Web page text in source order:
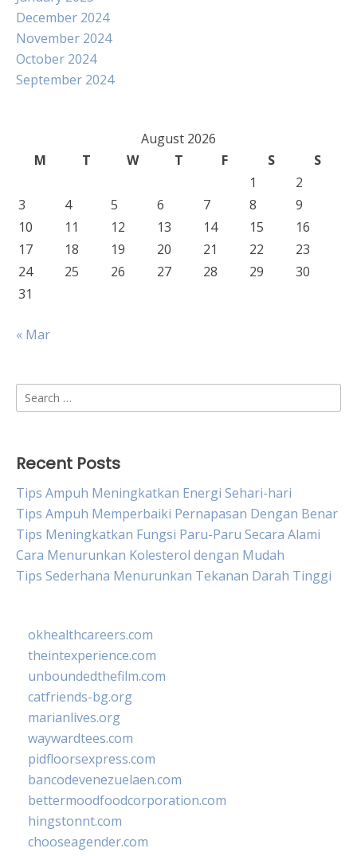
December 2024
November 2024
October 2024
September 2024
August 2026
M
T W T F S
S
1
2
3
4 5 6 7 8
9
10
11 12 13 14 15
16
17
18 19 20 21 22
23
24
25 26 27 28 29
30
31
« Mar
Search
for:
Recent Posts
Tips Ampuh Meningkatkan Energi Sehari-hari
Tips Ampuh Memperbaiki Pernapasan Dengan Benar
Tips Meningkatkan Fungsi Paru-Paru Secara Alami
Cara Menurunkan Kolesterol dengan Mudah
Tips Sederhana Menurunkan Tekanan Darah Tinggi
okhealthcareers.com
theintexperience.com
unboundedthefilm.com
catfriends-bg.org
marianlives.org
waywardtees.com
pidfloorsexpress.com
bancodevenezuelaen.com
bettermoodfoodcorporation.com
hingstonnt.com
chooseagender.com